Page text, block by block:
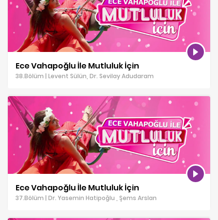
Ece Vahapoğlu İle Mutluluk İçin
38.Bölüm | Levent Sülün, Dr. Sevilay Adudaram
Ece Vahapoğlu İle Mutluluk İçin
37.Bölüm | Dr. Yasemin Hatipoğlu , Şems Arslan